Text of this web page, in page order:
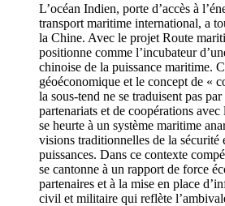
L’océan Indien, porte d’accès à
transport maritime international, a
la Chine. Avec le projet Route
positionne comme l’incubateur
chinoise de la puissance maritime.
géoéconomique et le concept de «
la sous-tend ne se traduisent pas
partenariats et de coopérations
se heurte à un système maritime
visions traditionnelles de la sécurité
puissances. Dans ce contexte
se cantonne à un rapport de force
partenaires et à la mise en place
civil et militaire qui reflète